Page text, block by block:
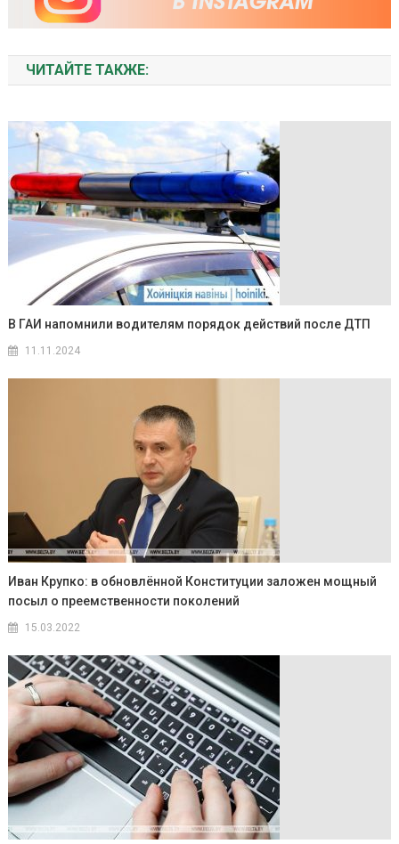
ЧИТАЙТЕ ТАКЖЕ:
В ГАИ напомнили водителям порядок действий после ДТП
11.11.2024
Иван Крупко: в обновлённой Конституции заложен мощный
посыл о преемственности поколений
15.03.2022